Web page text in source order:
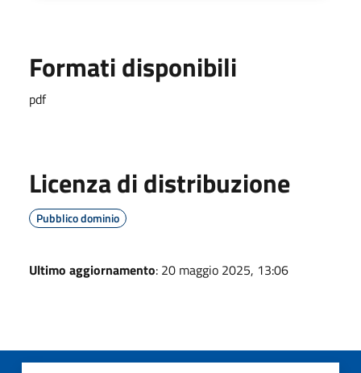
Formati disponibili
pdf
Licenza di distribuzione
Pubblico dominio
Ultimo aggiornamento: 20 maggio 2025, 13:06